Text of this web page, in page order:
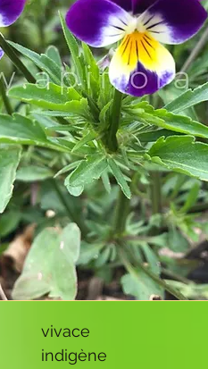
vivace
indigène